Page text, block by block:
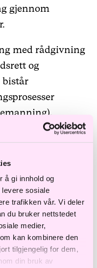
å gi innhold og
sosiale
trafikken vår. Vi deler
du bruker nettstedet
medier,
kan kombinere den
tilgjengelig for dem,
din bruk av
gjennom
med rådgivning
og
bistår
personalsaker, og
ikke presterer.
store og
og gjennomført et
Hun
for
varsling,